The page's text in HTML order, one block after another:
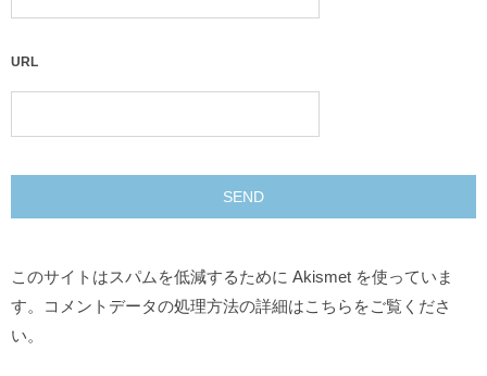
URL
このサイトはスパムを低減するために Akismet を使っていま
す。
コメントデータの処理方法の詳細はこちらをご覧くださ
い。